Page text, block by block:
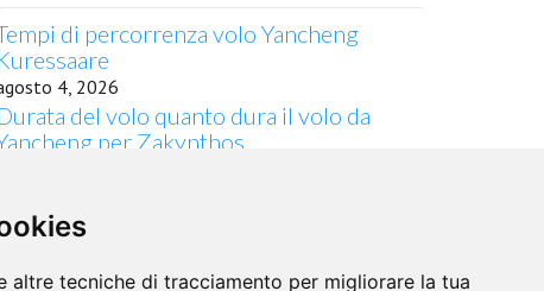
altre tecniche di tracciamento per migliorare la tua
di percorrenza volo Yancheng
4, 2026
del volo quanto dura il volo da
per Zakynthos
di percorrenza volo Yancheng Dien